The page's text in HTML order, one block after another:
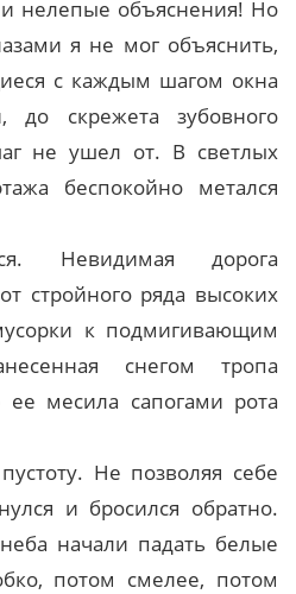
нелепые объяснения! Но
я не мог объяснить,
с каждым шагом окна
скрежета зубовного
не ушел от. В светлых
беспокойно метался
Невидимая дорога
стройного ряда высоких
к подмигивающим
снегом тропа
ее месила сапогами рота
Не позволяя себе
и бросился обратно.
начали падать белые
потом смелее, потом